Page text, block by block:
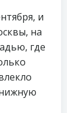
и
на
где